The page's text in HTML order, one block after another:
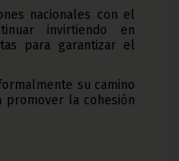
nacionales con el
invirtiendo en
para garantizar el
su camino
promover la cohesión